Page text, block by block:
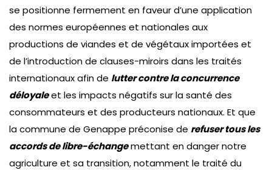
se positionne fermement en faveur d’une application
des normes européennes et nationales aux
productions de viandes et de végétaux importées et
de l’introduction de clauses-miroirs dans les traités
internationaux afin de lutter contre la concurrence
déloyaleet les impacts négatifs sur la santé des
consommateurs et des producteurs nationaux. Et que
la commune de Genappe préconise de refuser tous les
accords de libre-échangemettant en danger notre
agriculture et sa transition, notamment le traité du